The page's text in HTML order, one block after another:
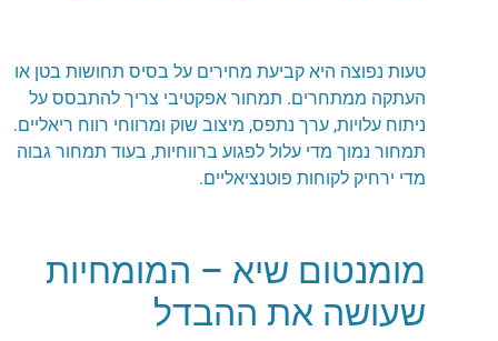
טעות נפוצה היא קביעת מחירים על בסיס תחושות בטן או
העתקה ממתחרים. תמחור אפקטיבי צריך להתבסס על
ניתוח עלויות, ערך נתפס, מיצוב שוק ומרווחי רווח ריאליים.
תמחור נמוך מדי עלול לפגוע ברווחיות, בעוד תמחור גבוה
מדי ירחיק לקוחות פוטנציאליים.
מומנטום שיא – המומחיות
שעושה את ההבדל